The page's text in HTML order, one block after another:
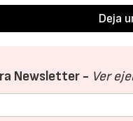
Deja
Newsletter - Ver